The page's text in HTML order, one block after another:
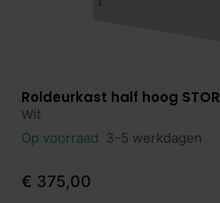
Bekijk product
Roldeurkast half hoog STOR
Wit
Op voorraad 3-5 werkdagen
€ 375,00